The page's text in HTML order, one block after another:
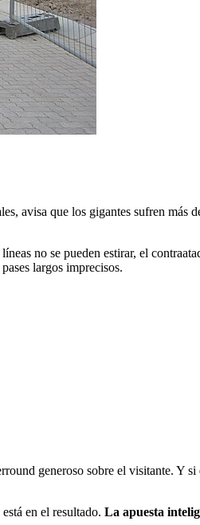
avisa que los gigantes sufren más
no se pueden estirar, el
largos imprecisos.
generoso sobre el visitante. Y si
en el resultado. La apuesta